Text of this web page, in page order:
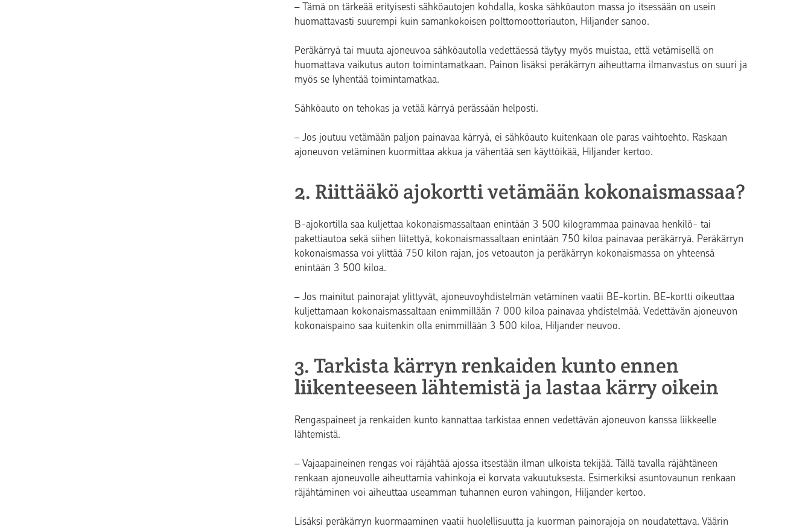
– Tämä on tärkeää erityisesti sähköautojen kohdalla, koska sähköauton massa jo itsessään on usein
huomattavasti suurempi kuin samankokoisen polttomoottoriauton, Hiljander sanoo.
Peräkärryä tai muuta ajoneuvoa sähköautolla vedettäessä täytyy myös muistaa, että vetämisellä on
huomattava vaikutus auton toimintamatkaan. Painon lisäksi peräkärryn aiheuttama ilmanvastus on suuri ja
myös se lyhentää toimintamatkaa.
Sähköauto on tehokas ja vetää kärryä perässään helposti.
– Jos joutuu vetämään paljon painavaa kärryä, ei sähköauto kuitenkaan ole paras vaihtoehto. Raskaan
ajoneuvon vetäminen kuormittaa akkua ja vähentää sen käyttöikää, Hiljander kertoo.
2. Riittääkö ajokortti vetämään kokonaismassaa?
B-ajokortilla saa kuljettaa kokonaismassaltaan enintään 3 500 kilogrammaa painavaa henkilö- tai
pakettiautoa sekä siihen liitettyä, kokonaismassaltaan enintään 750 kiloa painavaa peräkärryä. Peräkärryn
kokonaismassa voi ylittää 750 kilon rajan, jos vetoauton ja peräkärryn kokonaismassa on yhteensä
enintään 3 500 kiloa.
– Jos mainitut painorajat ylittyvät, ajoneuvoyhdistelmän vetäminen‍ vaatii BE-kortin. BE-kortti oikeuttaa
kuljettamaan kokonaismassaltaan enimmillään 7 000 kiloa painavaa yhdistelmää. Vedettävän ajoneuvon
kokonaispaino saa kuitenkin olla enimmillään 3 500 kiloa, Hiljander neuvoo.
3. Tarkista kärryn renkaiden kunto ennen
liikenteeseen lähtemistä ja lastaa kärry oikein
Rengaspaineet ja renkaiden kunto kannattaa tarkistaa ennen vedettävän ajoneuvon kanssa liikkeelle
lähtemistä.
– Vajaapaineinen rengas voi räjähtää ajossa itsestään ilman ulkoista tekijää. Tällä tavalla räjähtäneen
renkaan ajoneuvolle aiheuttamia vahinkoja ei korvata vakuutuksesta. Esimerkiksi asuntovaunun renkaan
räjähtäminen voi aiheuttaa useamman tuhannen euron vahingon, Hiljander kertoo.
Lisäksi peräkärryn kuormaaminen vaatii huolellisuutta ja kuorman painorajoja on noudatettava. Väärin